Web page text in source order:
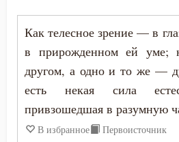
Воздержание
Воля
Воля Божия
Воплощение
Григорий Чудотворец
Диадох
Димитрий Ростовский
Дионисий Ареопагит
Как телесное зрение — в
в прирожденном ей уме;
другом, а одно и то же —
есть некая сила
привзошедшая в разумную
В избранное Первоисточник